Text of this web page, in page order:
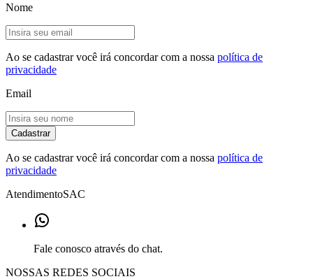
Nome
Ao se cadastrar você irá concordar com a nossa política de
privacidade
Email
Cadastrar
Ao se cadastrar você irá concordar com a nossa política de
privacidade
AtendimentoSAC
Fale conosco através do chat.
NOSSAS REDES SOCIAIS